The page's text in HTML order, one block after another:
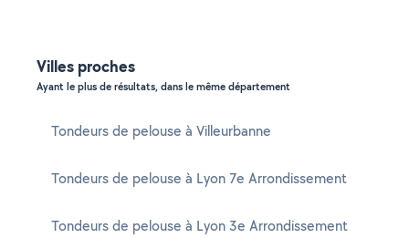
Villes proches
Ayant le plus de résultats, dans le même département
Tondeurs de pelouse à Villeurbanne
Tondeurs de pelouse à Lyon 7e Arrondissement
Tondeurs de pelouse à Lyon 3e Arrondissement